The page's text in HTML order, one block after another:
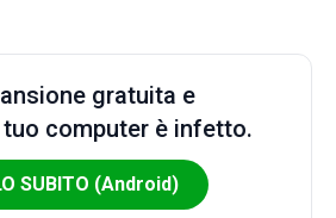
gratuita e
computer è infetto.
SUBITO (Android)